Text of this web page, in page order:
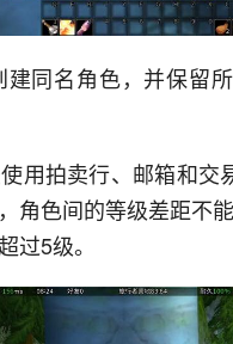
同名角色，并保留
用拍卖行、邮箱和交
角色间的等级差距不
过5级。